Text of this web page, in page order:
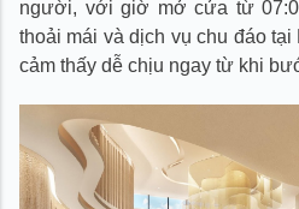
người, với giờ mở cửa từ
thoải mái và dịch vụ chu đáo
cảm thấy dễ chịu ngay từ khi